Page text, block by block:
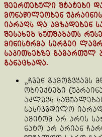
შეერთებული შტატები
მონაწილეობენ
იარაღს და ამზადებენ
შესახებ ხუთშაბათს
მინისტრმა სერგეი
საკითხებზე გამართულ
განაცხადა.
„ჩვენ გამოგვყავს
ობიექტები
აძლევს
სასიკვდილო
ამიტომ არ არის
ნატო არ არიან